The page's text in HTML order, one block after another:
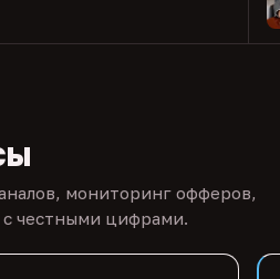
мониторинг офферов,
с честными цифрами.